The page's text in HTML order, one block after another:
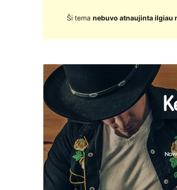
Ši tema nebuvo atnaujinta ilgiau